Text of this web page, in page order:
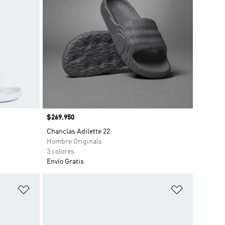
Precio
$269.950
Chanclas Adilette 22
Hombre Originals
3 colores
Envío Gratis